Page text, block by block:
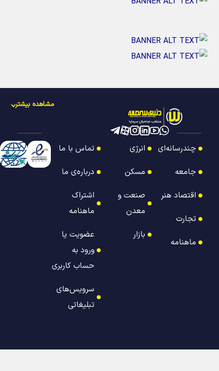
مشاهده بیشتر
چندرسانه‌ای
جامعه
اقتصاد هنر
تجارت
ماهنامه
انرژی
مسکن
صنعت و
معدن
بازار
تماس با ما
درباره‌ی ما
اشتراک
ماهنامه
عضویت یا
ورود به
حساب کاربری
سرویس‌های
تبلیغاتی